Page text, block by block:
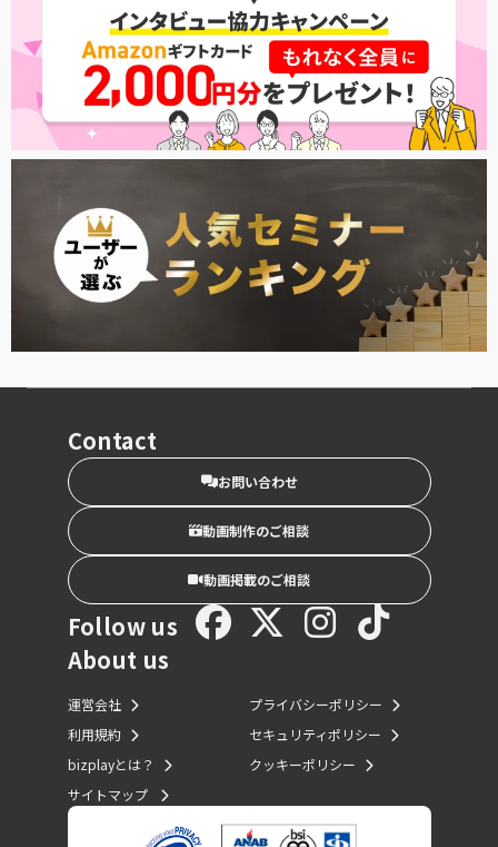
Contact
お問い合わせ
動画制作のご相談
動画掲載のご相談
Follow us
About us
運営会社
利用規約
bizplayとは？
サイトマップ
プライバシーポリシー
セキュリティポリシー
クッキーポリシー